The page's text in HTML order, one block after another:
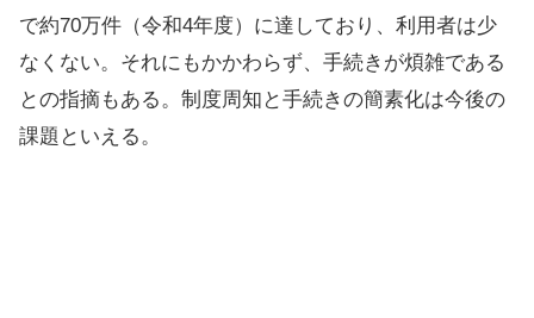
で約70万件（令和4年度）に達しており、利用者は少
なくない。それにもかかわらず、手続きが煩雑である
との指摘もある。制度周知と手続きの簡素化は今後の
課題といえる。